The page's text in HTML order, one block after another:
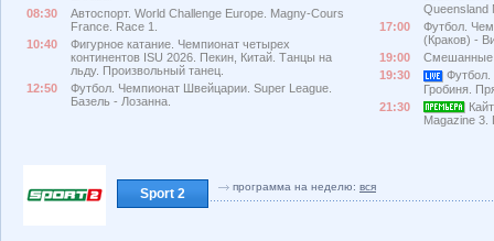
08:30
Автоспорт. World Challenge Europe. Magny-Cours
France. Race 1.
10:40
Фигурное катание. Чемпионат четырех
континентов ISU 2026. Пекин, Китай. Танцы на
льду. Произвольный танец.
12:50
Футбол. Чемпионат Швейцарии. Super League.
Базель - Лозанна.
Queensland
17:00
Футбол.
(Краков) -
19:00
Смешанные
19:30
Гробиня.
21:30
Magazine
Sport 2 программа на неделю: вся